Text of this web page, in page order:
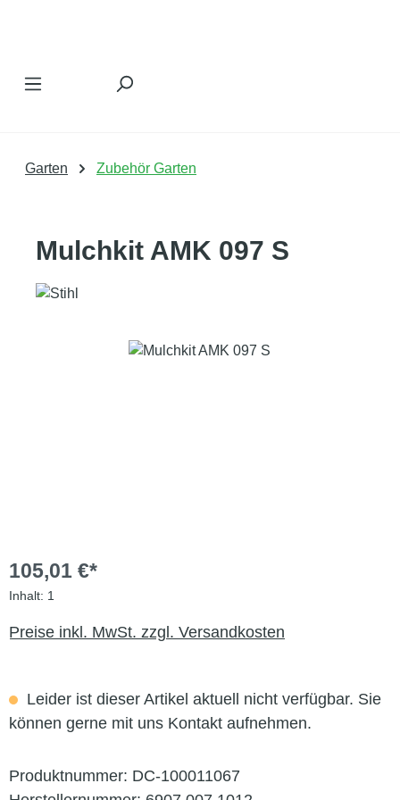
Garten Zubehör Garten
Mulchkit AMK 097 S
Bildergalerie überspringen
105,01 €*
Inhalt: 1
Preise inkl. MwSt. zzgl. Versandkosten
Leider ist dieser Artikel aktuell nicht verfügbar. Sie
können gerne mit uns Kontakt aufnehmen.
Produktnummer: DC-100011067